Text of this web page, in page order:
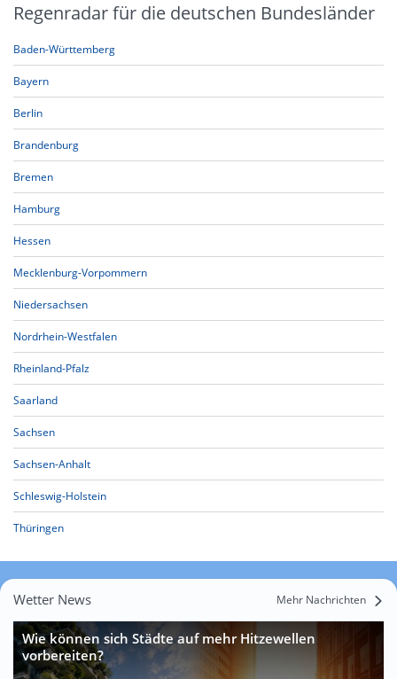
Regenradar für die deutschen Bundesländer
Baden-Württemberg
Bayern
Berlin
Brandenburg
Bremen
Hamburg
Hessen
Mecklenburg-Vorpommern
Niedersachsen
Nordrhein-Westfalen
Rheinland-Pfalz
Saarland
Sachsen
Sachsen-Anhalt
Schleswig-Holstein
Thüringen
Wetter News Mehr Nachrichten
Wie können sich Städte auf mehr Hitzewellen
vorbereiten?